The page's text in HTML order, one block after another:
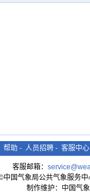
帮助 - 人员招聘 - 客服中心
客服邮箱：
国气象局公共气象服务
制作维护：中国气